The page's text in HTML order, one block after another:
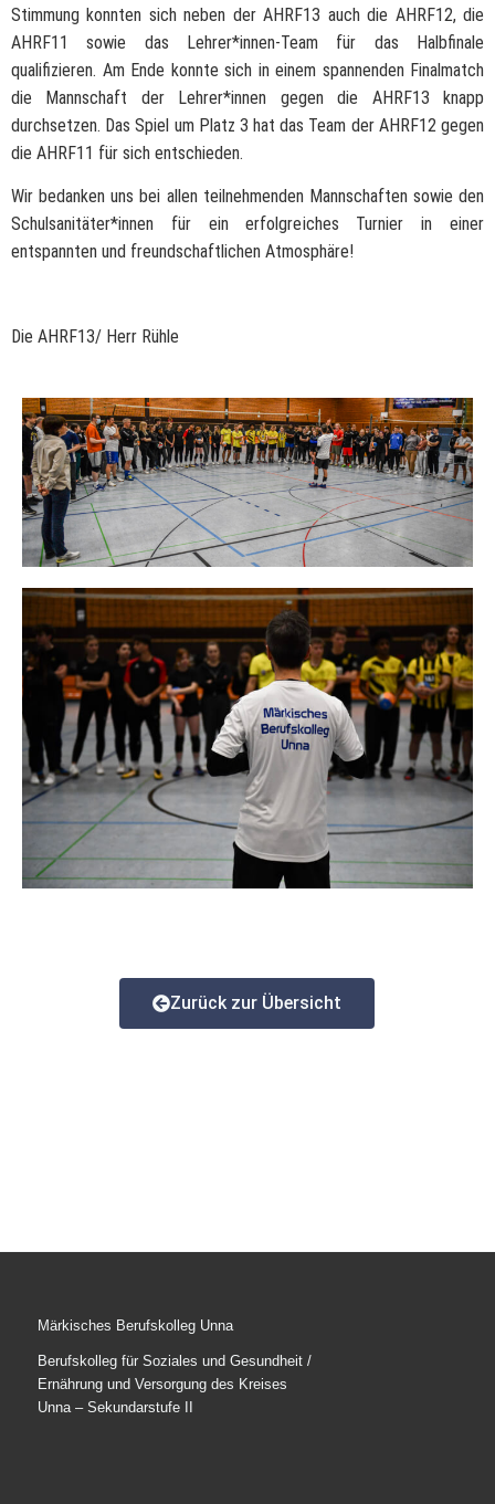
Stimmung konnten sich neben der AHRF13 auch die AHRF12, die
AHRF11 sowie das Lehrer*innen-Team für das Halbfinale
qualifizieren. Am Ende konnte sich in einem spannenden Finalmatch
die Mannschaft der Lehrer*innen gegen die AHRF13 knapp
durchsetzen. Das Spiel um Platz 3 hat das Team der AHRF12 gegen
die AHRF11 für sich entschieden.
Wir bedanken uns bei allen teilnehmenden Mannschaften sowie den
Schulsanitäter*innen für ein erfolgreiches Turnier in einer
entspannten und freundschaftlichen Atmosphäre!
Die AHRF13/ Herr Rühle
Zurück zur Übersicht
Märkisches Berufskolleg Unna
Berufskolleg für Soziales und Gesundheit /
Ernährung und Versorgung des Kreises
Unna – Sekundarstufe II